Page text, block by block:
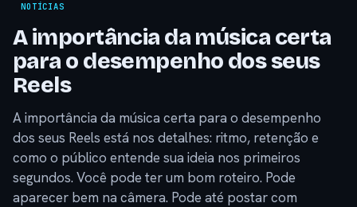
NOTÍCIAS
A importância da música certa
para o desempenho dos seus
Reels
A importância da música certa para o desempenho
dos seus Reels está nos detalhes: ritmo, retenção e
como o público entende sua ideia nos primeiros
segundos. Você pode ter um bom roteiro. Pode
aparecer bem na câmera. Pode até postar com